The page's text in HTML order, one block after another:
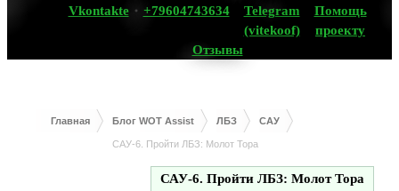
Vkontakte
+79604743634
Telegram
(vitekoof)
Помощь
проекту
Отзывы
Главная Блог WOT Assist ЛБЗ САУ
САУ-6. Пройти ЛБЗ: Молот Тора
САУ-6. Пройти ЛБЗ: Молот Тора